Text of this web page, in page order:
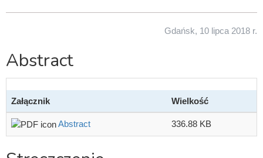
Gdańsk, 10 lipca 2018 r.
Abstract
Załącznik Wielkość
Abstract 336.88 KB